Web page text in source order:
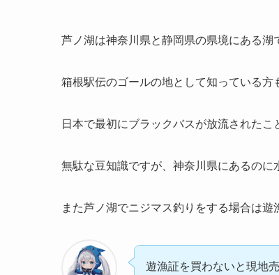
芦ノ湖は神奈川県と静岡県の県境にある湖
箱根駅伝のゴールの地として知っている方
日本で最初にブラックバスが放流されたこ
無駄な豆知識ですが、神奈川県にあるのに
また芦ノ湖でニジマス釣りをする場合は遊
遊漁証を買わないと現地